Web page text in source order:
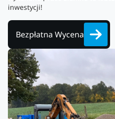
inwestycji!
Bezpłatna Wycena